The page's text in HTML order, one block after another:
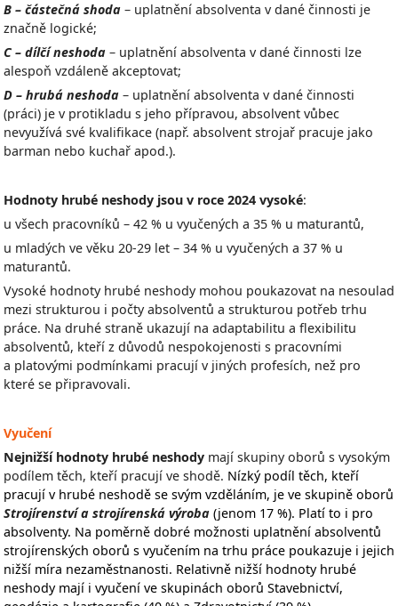
B – částečná shoda – uplatnění absolventa v dané činnosti je
značně logické;
C – dílčí neshoda – uplatnění absolventa v dané činnosti lze
alespoň vzdáleně akceptovat;
D – hrubá neshoda – uplatnění absolventa v dané činnosti
(práci) je v protikladu s jeho přípravou, absolvent vůbec
nevyužívá své kvalifikace (např. absolvent strojař pracuje jako
barman nebo kuchař apod.).
Hodnoty hrubé neshody jsou v roce 2024 vysoké:
u všech pracovníků – 42 % u vyučených a 35 % u maturantů,
u mladých ve věku 20-29 let – 34 % u vyučených a 37 % u
maturantů.
Vysoké hodnoty hrubé neshody mohou poukazovat na nesoulad
mezi strukturou i počty absolventů a strukturou potřeb trhu
práce. Na druhé straně ukazují na adaptabilitu a flexibilitu
absolventů, kteří z důvodů nespokojenosti s pracovními
a platovými podmínkami pracují v jiných profesích, než pro
které se připravovali.
Vyučení
Nejnižší hodnoty hrubé neshody mají skupiny oborů s vysokým
podílem těch, kteří pracují ve shodě. Nízký podíl těch, kteří
pracují v hrubé neshodě se svým vzděláním, je ve skupině oborů
Strojírenství a strojírenská výroba (jenom 17 %). Platí to i pro
absolventy. Na poměrně dobré možnosti uplatnění absolventů
strojírenských oborů s vyučením na trhu práce poukazuje i jejich
nižší míra nezaměstnanosti. Relativně nižší hodnoty hrubé
neshody mají i vyučení ve skupinách oborů Stavebnictví,